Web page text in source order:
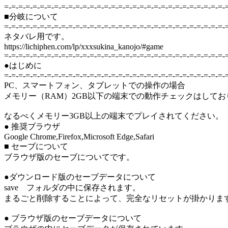
=-=-=-=-=-=-=-=-=-=-=-=-=-=-=-=-=-=-=-=-=-=-=-=-=-=-=-=-=-=-=-
■分岐について
=-=-=-=-=-=-=-=-=-=-=-=-=-=-=-=-=-=-=-=-=-=-=-=-=-=-=-=-=-=-=-
ネタバレ用です。
https://lichiphen.com/lp/xxxsukina_kanojo/#game
=-=-=-=-=-=-=-=-=-=-=-=-=-=-=-=-=-=-=-=-=-=-=-=-=-=-=-=-=-=-=-
●はじめに
=-=-=-=-=-=-=-=-=-=-=-=-=-=-=-=-=-=-=-=-=-=-=-=-=-=-=-=-=-=-=-
PC、スマートフォン、タブレットでの操作の場合
メモリー（RAM）2GB以下の端末での動作チェックはしてお
なるべくメモリー3GB以上の端末でプレイされてください。
● 推奨ブラウザ
Google Chrome,Firefox,Microsoft Edge,Safari
■ セーブについて
ブラウザ版のセーブについてです。
●ダウンロード版のセーブデータについて
save フォルダの中に保存されます。
まるごと削除することによって、完全なリセットが掛かりま
● ブラウザ版のセーブデータについて